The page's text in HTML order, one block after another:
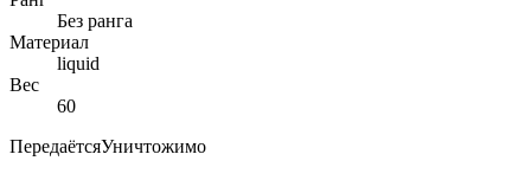
Без ранга
Материал
liquid
Вес
60
ПередаётсяУничтожимо